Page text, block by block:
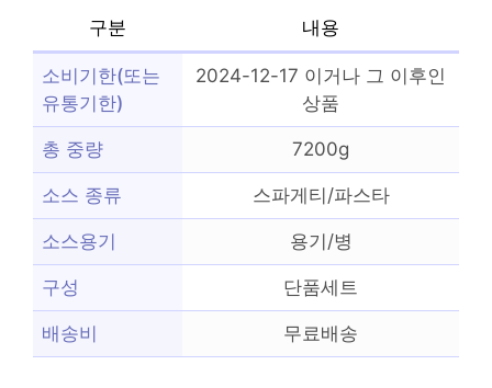
구분 내용
소비기한(또는
유통기한)
2024-12-17 이거나 그 이후인
상품
총 중량 7200g
소스 종류 스파게티/파스타
소스용기 용기/병
구성 단품세트
배송비 무료배송